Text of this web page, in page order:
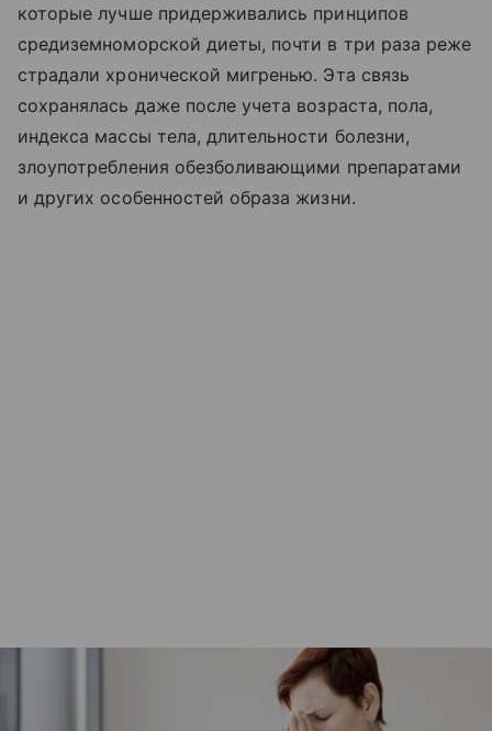
которые лучше придерживались принципов
средиземноморской диеты, почти в три раза реже
страдали хронической мигренью. Эта связь
сохранялась даже после учета возраста, пола,
индекса массы тела, длительности болезни,
злоупотребления обезболивающими препаратами
и других особенностей образа жизни.